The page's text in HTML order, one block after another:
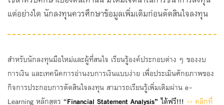
แต่อย่างใด นักลงทุนควรศึกษาข้อมูลเพิ่มเติมก่อนตัดสินใจลงทุน
สำหรับนักลงทุนมือใหม่และผู้ที่สนใจ เรียนรู้องค์ประกอบต่าง ๆ ของงบ
การเงิน และเทคนิคการอ่านงบการเงินแบบง่าย เพื่อประเมินศักยภาพของ
กิจการประกอบการตัดสินใจลงทุน สามารถเรียนรู้เพิ่มเติมผ่าน e-
Learning หลักสูตร “Financial Statement Analysis” ได้ฟรี!!! >> คลิกที่